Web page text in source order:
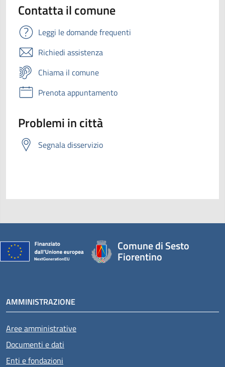
Contatta il comune
Leggi le domande frequenti
Richiedi assistenza
Chiama il comune
Prenota appuntamento
Problemi in città
Segnala disservizio
Comune di Sesto
Fiorentino
AMMINISTRAZIONE
Aree amministrative
Documenti e dati
Enti e fondazioni